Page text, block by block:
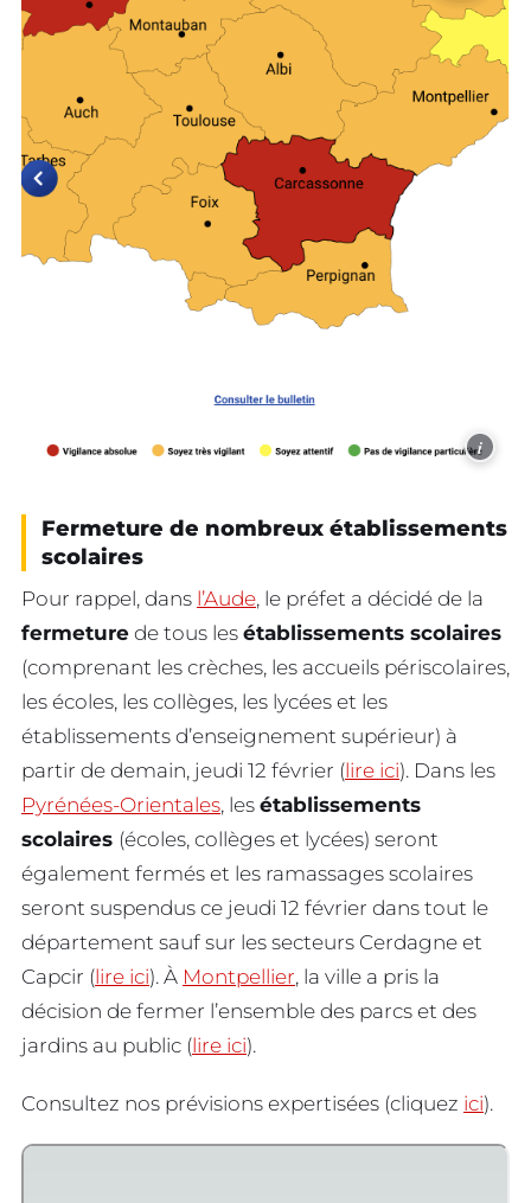
i
Fermeture de nombreux établissements
scolaires
Pour rappel, dans l’Aude, le préfet a décidé de la
fermeture de tous les établissements scolaires
(comprenant les crèches, les accueils périscolaires,
les écoles, les collèges, les lycées et les
établissements d’enseignement supérieur) à
partir de demain, jeudi 12 février (lire ici). Dans les
Pyrénées-Orientales, les établissements
scolaires (écoles, collèges et lycées) seront
également fermés et les ramassages scolaires
seront suspendus ce jeudi 12 février dans tout le
département sauf sur les secteurs Cerdagne et
Capcir (lire ici). À Montpellier, la ville a pris la
décision de fermer l’ensemble des parcs et des
jardins au public (lire ici).
Consultez nos prévisions expertisées (cliquez ici).